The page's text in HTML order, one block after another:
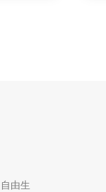
由生